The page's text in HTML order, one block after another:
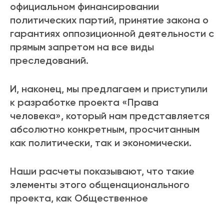
официальном финансировании
политических партий, принятие закона о
гарантиях оппозиционной деятельности с
прямым запретом на все виды
преследований.
И, наконец, мы предлагаем и приступили
к разработке проекта «Права
человека», который нам представляется
абсолютно конкретным, просчитанным
как политически, так и экономически.
Наши расчеты показывают, что такие
элементы этого общенационального
проекта, как Общественное